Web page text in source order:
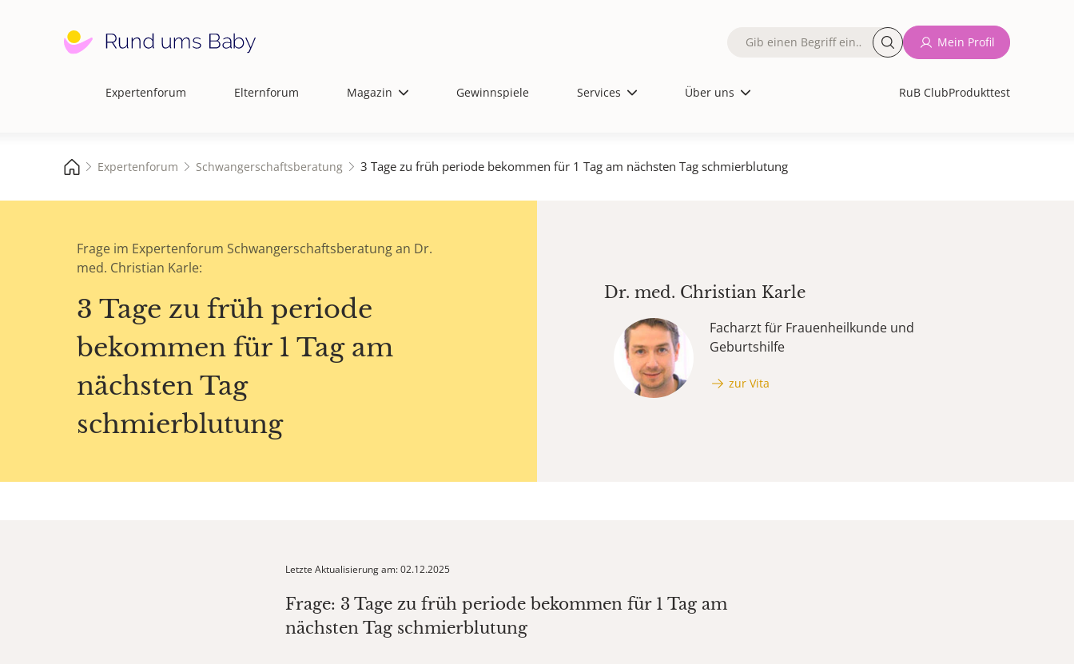
Hauptnavigation
Expertenforum Elternforum Magazin Gewinnspiele Services Über uns RuB ClubProdukttest
Fulltext
Mein Profil
Expertenforum Schwangerschaftsberatung 3 Tage zu früh periode bekommen für 1 Tag am nächsten Tag schmierblutung
Frage im Expertenforum Schwangerschaftsberatung an Dr.
med. Christian Karle:
3 Tage zu früh periode
bekommen für 1 Tag am
nächsten Tag
schmierblutung
Dr. med. Christian Karle
Facharzt für Frauenheilkunde und
Geburtshilfe
zur Vita
Letzte Aktualisierung am: 02.12.2025
Frage: 3 Tage zu früh periode bekommen für 1 Tag am
nächsten Tag schmierblutung